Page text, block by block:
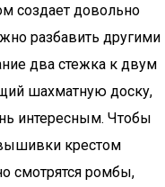
создает довольно
разбавить другими
два стежка к двум
шахматную доску,
интересным. Чтобы
крестом
смотрятся ромбы,